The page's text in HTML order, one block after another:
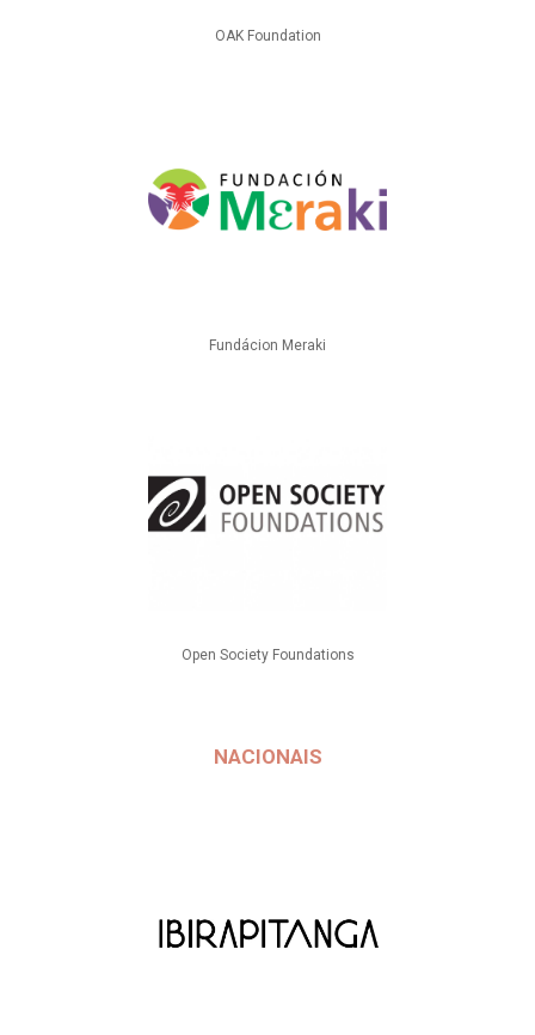
OAK Foundation
Fundácion Meraki
Open Society Foundations
NACIONAIS